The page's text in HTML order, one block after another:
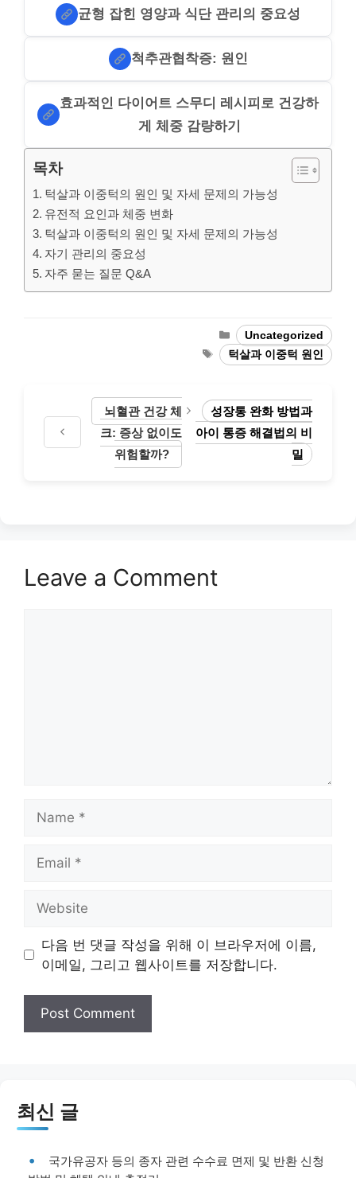
균형 잡힌 영양과 식단 관리의 중요성
척추관협착증: 원인
효과적인 다이어트 스무디 레시피로 건강하
게 체중 감량하기
목차
턱살과 이중턱의 원인 및 자세 문제의 가능성
유전적 요인과 체중 변화
턱살과 이중턱의 원인 및 자세 문제의 가능성
자기 관리의 중요성
자주 묻는 질문 Q&A
Categories
Uncategorized
Tags턱살과 이중턱 원인
뇌혈관 건강 체
크: 증상 없이도
위험할까?
성장통 완화 방법과
아이 통증 해결법의 비
밀
Leave a Comment
다음 번 댓글 작성을 위해 이 브라우저에 이름,
이메일, 그리고 웹사이트를 저장합니다.
최신 글
국가유공자 등의 종자 관련 수수료 면제 및 반환 신청